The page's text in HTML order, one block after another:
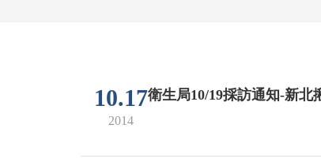
10.17
2014
衛生局10/19採訪通知-新